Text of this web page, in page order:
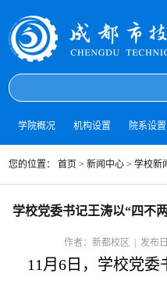
学院概况 机构设置 院系设置
您的位置：首页 > 新闻中心 >学校新
学校党委书记王涛以“四不
作者：新都校区 | 发布
11月6日，学校党委